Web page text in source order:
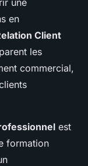
en
Client
les
commercial,
est
formation